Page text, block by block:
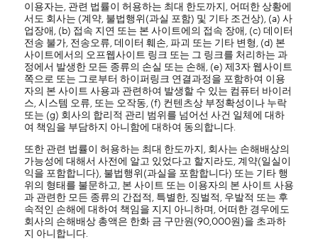
이용자는, 관련 법률이 허용하는 최대 한도까지, 어떠한 상황에
서도 회사는 (계약, 불법행위(과실 포함) 및 기타 조건상), (a) 사
업장애, (b) 접속 지연 또는 본 사이트에의 접속 장애, (c) 데이터
전송 불가, 전송오류, 데이터 훼손, 파괴 또는 기타 변형, (d) 본
사이트에서의 오프웹사이트 링크 또는 그 링크를 처리하는 과
정에서 발생한 모든 종류의 손실 또는 손해, (e) 제3자 웹사이트
쪽으로 또는 그로부터 하이퍼링크 연결과정을 포함하여 이용
자의 본 사이트 사용과 관련하여 발생할 수 있는 컴퓨터 바이러
스, 시스템 오류, 또는 오작동, (f) 컨텐츠상 부정확성이나 누락
또는 (g) 회사의 합리적 관리 범위를 넘어선 사건 일체에 대하
여 책임을 부담하지 아니함에 대하여 동의합니다.
또한 관련 법률이 허용하는 최대 한도까지, 회사는 손해배상의
가능성에 대해서 사전에 알고 있었다고 할지라도, 계약(일실이
익을 포함합니다), 불법행위(과실을 포함합니다) 또는 기타 행
위의 형태를 불문하고, 본 사이트 또는 이용자의 본 사이트 사용
과 관련한 모든 종류의 간접적, 특별한, 징벌적, 우발적 또는 후
속적인 손해에 대하여 책임을 지지 아니하며, 어떠한 경우에도
회사의 손해배상 총액은 한화 금 구만원(90,000원)을 초과하
지 아니합니다.